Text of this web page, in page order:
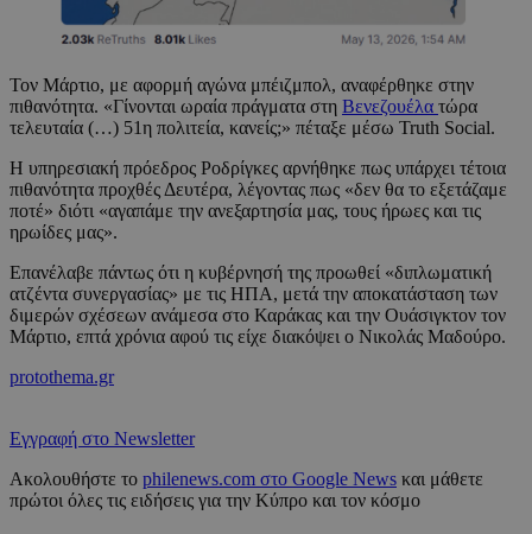
Τον Μάρτιο, με αφορμή αγώνα μπέιζμπολ, αναφέρθηκε στην
πιθανότητα. «Γίνονται ωραία πράγματα στη Βενεζουέλα τώρα
τελευταία (…) 51η πολιτεία, κανείς;» πέταξε μέσω Truth Social.
Η υπηρεσιακή πρόεδρος Ροδρίγκες αρνήθηκε πως υπάρχει τέτοια
πιθανότητα προχθές Δευτέρα, λέγοντας πως «δεν θα το εξετάζαμε
ποτέ» διότι «αγαπάμε την ανεξαρτησία μας, τους ήρωες και τις
ηρωίδες μας».
Επανέλαβε πάντως ότι η κυβέρνησή της προωθεί «διπλωματική
ατζέντα συνεργασίας» με τις ΗΠΑ, μετά την αποκατάσταση των
διμερών σχέσεων ανάμεσα στο Καράκας και την Ουάσιγκτον τον
Μάρτιο, επτά χρόνια αφού τις είχε διακόψει ο Νικολάς Μαδούρο.
protothema.gr
Εγγραφή στο Newsletter
Ακολουθήστε το philenews.com στο Google News και μάθετε
πρώτοι όλες τις ειδήσεις για την Κύπρο και τον κόσμο